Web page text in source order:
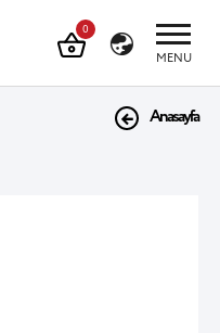
MENU
0
Anasayfa